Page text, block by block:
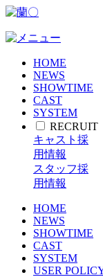
HOME
NEWS
SHOWTIME
CAST
SYSTEM
RECRUIT
キャスト採
用情報
スタッフ採
用情報
HOME
NEWS
SHOWTIME
CAST
SYSTEM
USER